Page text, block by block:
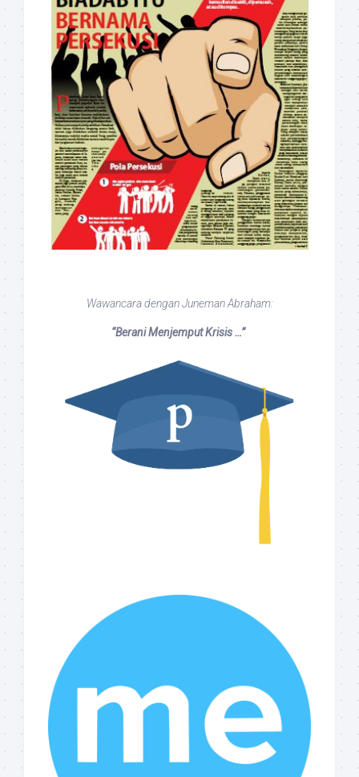
Wawancara dengan Juneman Abraham:
“Berani Menjemput Krisis …”